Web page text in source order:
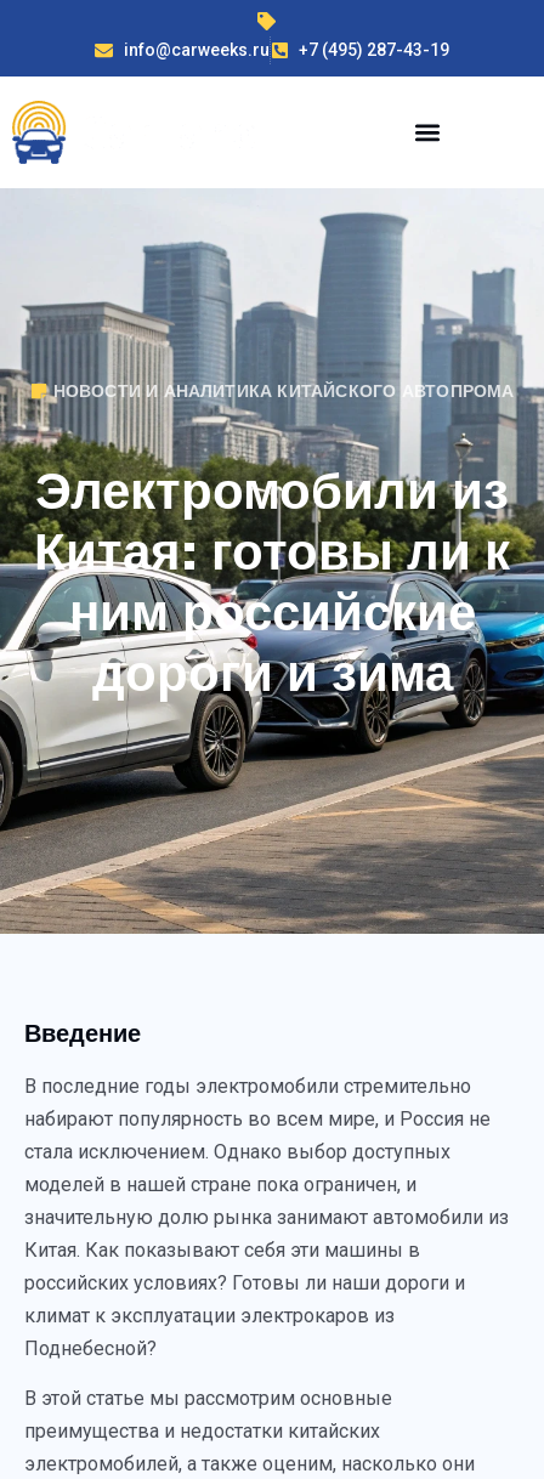
info@carweeks.ru +7 (495) 287-43-19
НОВОСТИ И АНАЛИТИКА КИТАЙСКОГО АВТОПРОМА
Электромобили из
Китая: готовы ли к
ним российские
дороги и зима
Введение
В последние годы электромобили стремительно
набирают популярность во всем мире, и Россия не
стала исключением. Однако выбор доступных
моделей в нашей стране пока ограничен, и
значительную долю рынка занимают автомобили из
Китая. Как показывают себя эти машины в
российских условиях? Готовы ли наши дороги и
климат к эксплуатации электрокаров из
Поднебесной?
В этой статье мы рассмотрим основные
преимущества и недостатки китайских
электромобилей, а также оценим, насколько они